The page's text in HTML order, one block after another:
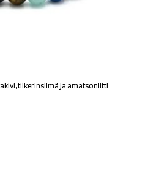
tiikerinsilmä ja amatsoniitti